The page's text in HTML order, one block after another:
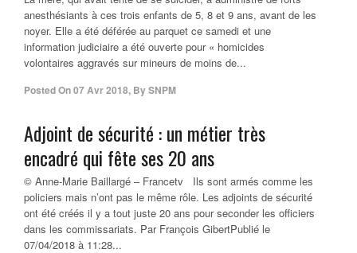
anesthésiants à ces trois enfants de 5, 8 et 9 ans, avant de les
noyer. Elle a été déférée au parquet ce samedi et une
information judiciaire a été ouverte pour « homicides
volontaires aggravés sur mineurs de moins de...
Posted On07 Avr 2018, BySNPM
Adjoint de sécurité : un métier très
encadré qui fête ses 20 ans
© Anne-Marie Baillargé – Francetv Ils sont armés comme les
policiers mais n’ont pas le même rôle. Les adjoints de sécurité
ont été créés il y a tout juste 20 ans pour seconder les officiers
dans les commissariats. Par François GibertPublié le
07/04/2018 à 11:28...